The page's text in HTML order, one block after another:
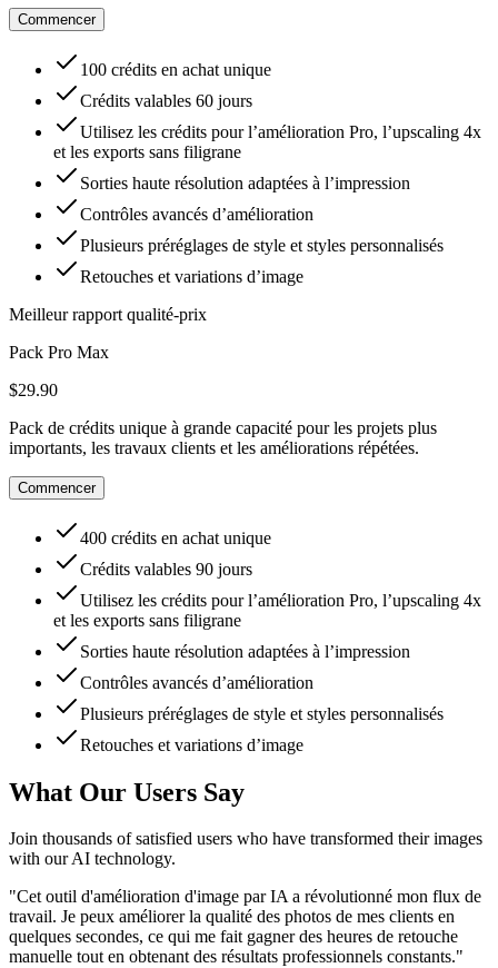
Commencer
100 crédits en achat unique
Crédits valables 60 jours
Utilisez les crédits pour l’amélioration Pro, l’upscaling 4x
et les exports sans filigrane
Sorties haute résolution adaptées à l’impression
Contrôles avancés d’amélioration
Plusieurs préréglages de style et styles personnalisés
Retouches et variations d’image
Meilleur rapport qualité-prix
Pack Pro Max
$29.90
Pack de crédits unique à grande capacité pour les projets plus
importants, les travaux clients et les améliorations répétées.
Commencer
400 crédits en achat unique
Crédits valables 90 jours
Utilisez les crédits pour l’amélioration Pro, l’upscaling 4x
et les exports sans filigrane
Sorties haute résolution adaptées à l’impression
Contrôles avancés d’amélioration
Plusieurs préréglages de style et styles personnalisés
Retouches et variations d’image
What Our Users Say
Join thousands of satisfied users who have transformed their images
with our AI technology.
"Cet outil d'amélioration d'image par IA a révolutionné mon flux de
travail. Je peux améliorer la qualité des photos de mes clients en
quelques secondes, ce qui me fait gagner des heures de retouche
manuelle tout en obtenant des résultats professionnels constants."